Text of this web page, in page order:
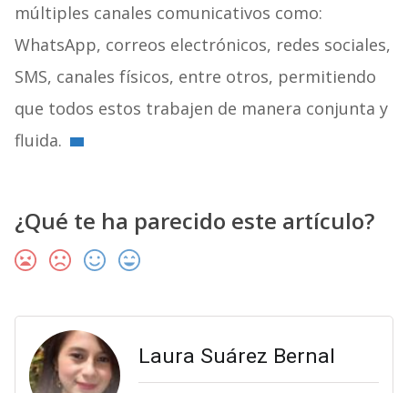
múltiples canales comunicativos como:
WhatsApp, correos electrónicos, redes sociales,
SMS, canales físicos, entre otros, permitiendo
que todos estos trabajen de manera conjunta y
fluida.
¿Qué te ha parecido este artículo?
Laura Suárez Bernal